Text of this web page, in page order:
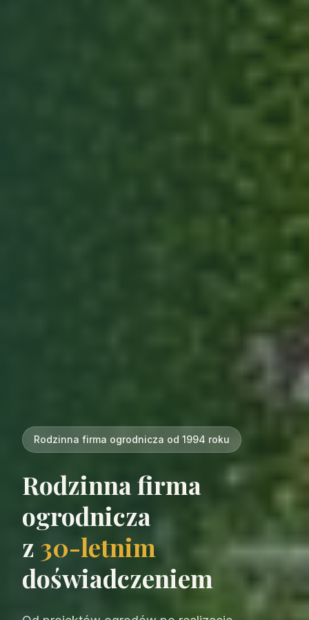
Rodzinna firma ogrodnicza od 1994 roku
Rodzinna firma
ogrodnicza
z 30-letnim
doświadczeniem